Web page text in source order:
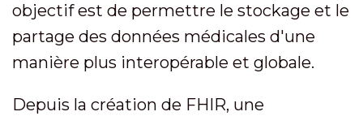
objectif est de permettre le stockage et le
partage des données médicales d'une
manière plus interopérable et globale.
Depuis la création de FHIR, une